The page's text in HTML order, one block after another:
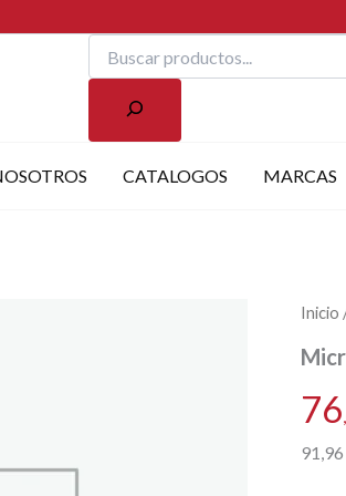
Buscar
CATALOGOS MARCAS
Inicio
76
91,96